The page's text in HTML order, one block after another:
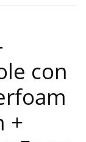
con
+